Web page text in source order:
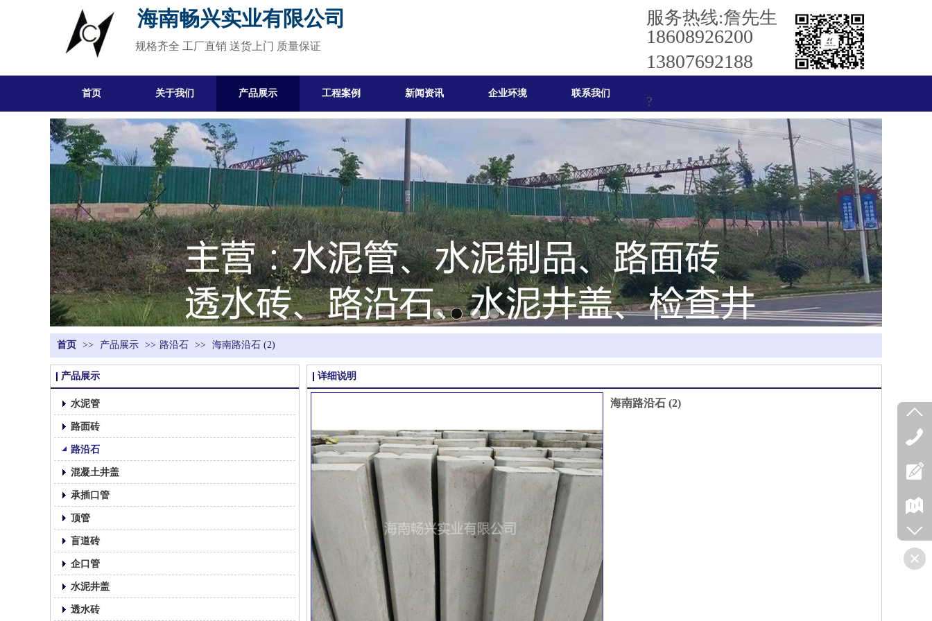
规格齐全 工厂直销 送货上门 质量保证
海南畅兴实业有限公司 服务热线:詹先生
18608926200
13807692188
?
首页 关于我们 产品展示 工程案例 新闻资讯 企业环境 联系我们
首页 >> 产品展示 >> 路沿石 >> 海南路沿石 (2)
产品展示
水泥管
路面砖
路沿石
混凝土井盖
承插口管
顶管
盲道砖
企口管
水泥井盖
透水砖
详细说明
海南路沿石 (2)